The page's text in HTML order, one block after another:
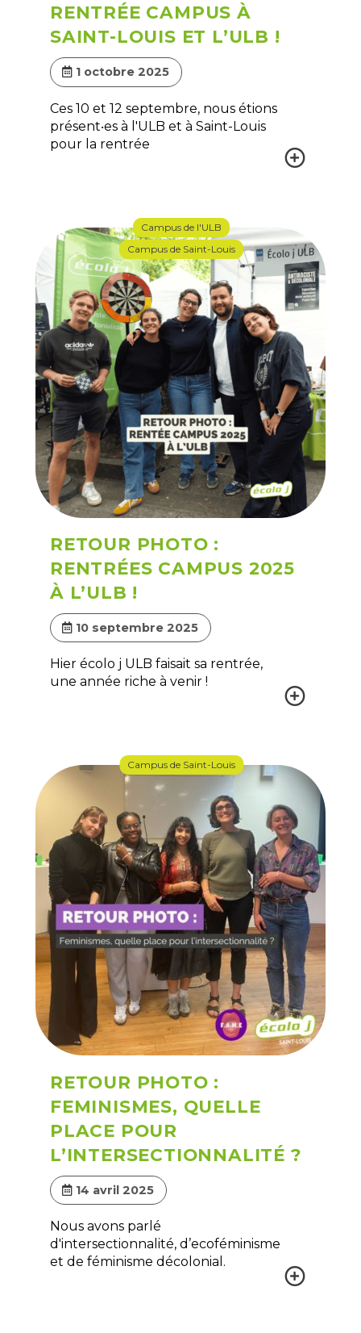
RENTRÉE CAMPUS À
SAINT-LOUIS ET L’ULB !
1 octobre 2025
Ces 10 et 12 septembre, nous étions
présent‧es à l'ULB et à Saint-Louis
pour la rentrée
Campus de l'ULB
Campus de Saint-Louis
RETOUR PHOTO :
RENTRÉES CAMPUS 2025
À L’ULB !
10 septembre 2025
Hier écolo j ULB faisait sa rentrée,
une année riche à venir !
Campus de Saint-Louis
RETOUR PHOTO :
FEMINISMES, QUELLE
PLACE POUR
L’INTERSECTIONNALITÉ ?
14 avril 2025
Nous avons parlé
d'intersectionnalité, d’ecoféminisme
et de féminisme décolonial.